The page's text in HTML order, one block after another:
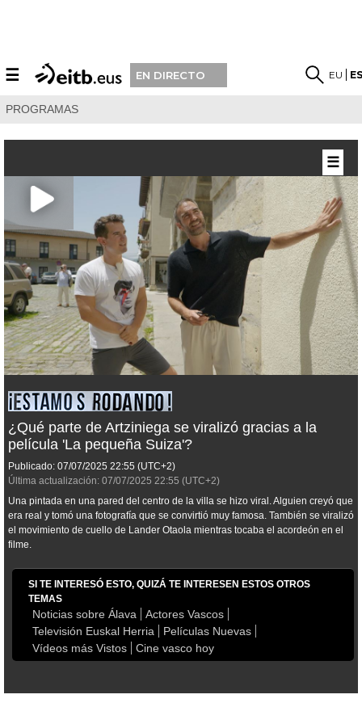
☰ EN DIRECTO EU
PROGRAMAS
¿Qué parte de Artziniega se viralizó gracias a la
película 'La pequeña Suiza'?
Publicado: 07/07/2025 22:55 (UTC+2)
Última actualización: 07/07/2025 22:55 (UTC+2)
Una pintada en una pared del centro de la villa se hizo viral. Alguien creyó que
era real y tomó una fotografía que se convirtió muy famosa. También se viralizó
el movimiento de cuello de Lander Otaola mientras tocaba el acordeón en el
filme.
SI TE INTERESÓ ESTO, QUIZÁ TE INTERESEN ESTOS OTROS
TEMAS
Noticias sobre Álava
Actores Vascos
Televisión Euskal Herria
Películas Nuevas
Vídeos más Vistos
Cine vasco hoy
☰